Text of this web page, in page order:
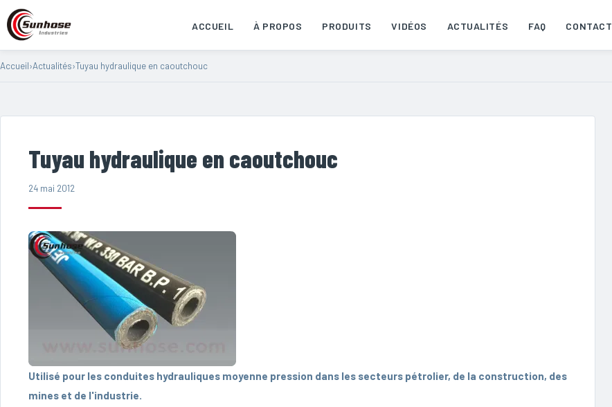
ACCUEIL À PROPOS PRODUITS VIDÉOS ACTUALITÉS FAQ CONTACT
Accueil›Actualités›Tuyau hydraulique en caoutchouc
Tuyau hydraulique en caoutchouc
24 mai 2012
Utilisé pour les conduites hydrauliques moyenne pression dans les secteurs pétrolier, de la construction, des
mines et de l'industrie.